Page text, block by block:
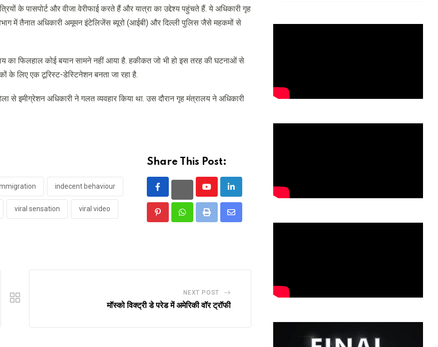
के पासपोर्ट और वीजा वेरीफाई करते हैं और यात्रा का उद्देश्य पहुंचते हैं. ये अधिकारी गृह
में तैनात अधिकारी अमूमन इंटेलिजेंस ब्यूरो (आईबी) और दिल्ली पुलिस जैसे महकमों से
का फिलहाल कोई बयान सामने नहीं आया है. हकीकत जो भी हो इस तरह की घटनाओं से
के लिए एक टूरिस्ट-डेस्टिनेशन बनता जा रहा है.
से इमीग्रेशन अधिकारी ने गलत व्यवहार किया था. उस दौरान गृह मंत्रालय ने अधिकारी
indecent behaviour
viral sensation viral video
Share This Post:
YoutubeLinkedIn
PinterestWhatsappPrint
Share
NEXT POST
मॉस्को विक्ट्री डे परेड में अमेरिकी वॉर ट्रॉफी